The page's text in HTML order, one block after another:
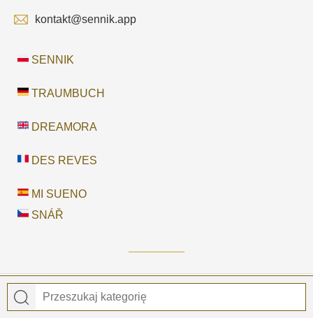
kontakt@sennik.app
SENNIK
TRAUMBUCH
DREAMORA
DES REVES
MI SUENO
SNÁŘ
© 2026
Sennik